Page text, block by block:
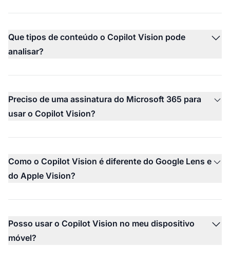
Que tipos de conteúdo o Copilot Vision pode
analisar?
Preciso de uma assinatura do Microsoft 365 para
usar o Copilot Vision?
Como o Copilot Vision é diferente do Google Lens e
do Apple Vision?
Posso usar o Copilot Vision no meu dispositivo
móvel?